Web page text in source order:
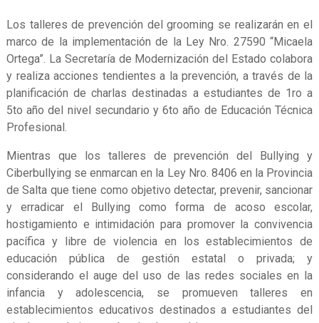
Los talleres de prevención del grooming se realizarán en el
marco de la implementación de la Ley Nro. 27590 “Micaela
Ortega”. La Secretaría de Modernización del Estado colabora
y realiza acciones tendientes a la prevención, a través de la
planificación de charlas destinadas a estudiantes de 1ro a
5to año del nivel secundario y 6to año de Educación Técnica
Profesional.
Mientras que los talleres de prevención del Bullying y
Ciberbullying se enmarcan en la Ley Nro. 8406 en la Provincia
de Salta que tiene como objetivo detectar, prevenir, sancionar
y erradicar el Bullying como forma de acoso escolar,
hostigamiento e intimidación para promover la convivencia
pacífica y libre de violencia en los establecimientos de
educación pública de gestión estatal o privada; y
considerando el auge del uso de las redes sociales en la
infancia y adolescencia, se promueven talleres en
establecimientos educativos destinados a estudiantes del